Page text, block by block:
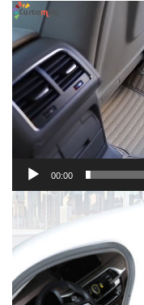
Lecteur
vidéo
00:00